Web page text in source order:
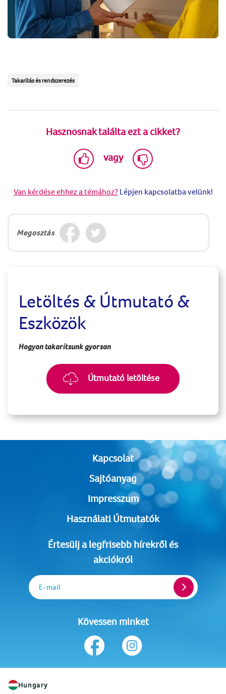
Takarítás és rendszerezés
Hasznosnak találta ezt a cikket?
vagy
Van kérdése ehhez a témához?Lépjen kapcsolatba velünk!
Megosztás
Letöltés & Útmutató &
Eszközök
Hogyan takarítsunk gyorsan
Útmutató letöltése
Kapcsolat
Sajtóanyag
Impresszum
Használati Útmutatók
Értesülj a legfrisebb hírekről és
akciókról
E-mail
Kövessen minket
Hungary